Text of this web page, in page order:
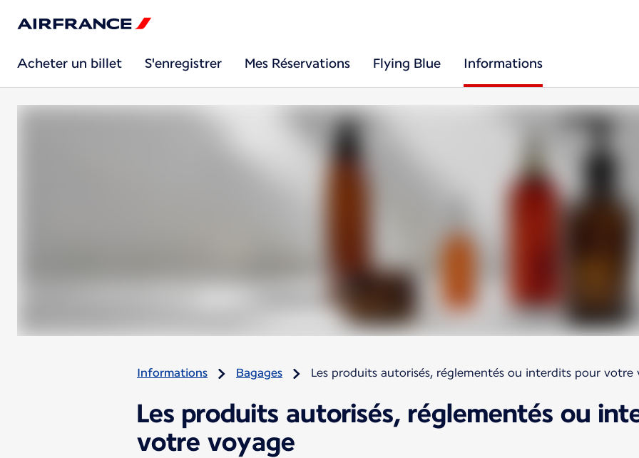
Acheter un billet S'enregistrer Mes Réservations Flying Blue Informations
Informations Bagages Les produits autorisés, réglementés ou interdits pour votre
Les produits autorisés, réglementés ou
votre voyage